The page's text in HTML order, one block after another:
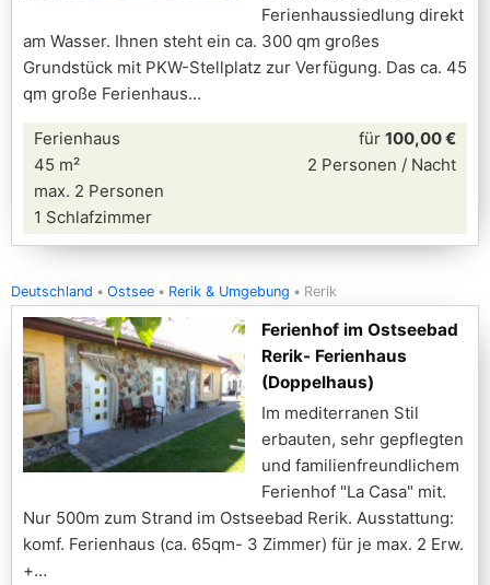
Ferienhaussiedlung direkt
am Wasser. Ihnen steht ein ca. 300 qm großes
Grundstück mit PKW-Stellplatz zur Verfügung. Das ca. 45
qm große Ferienhaus
Ferienhaus
45 m²
max. 2 Personen
1 Schlafzimmer
für 100,00 €
2 Personen / Nacht
Deutschland Ostsee Rerik & Umgebung Rerik
Ferienhof im Ostseebad
Rerik- Ferienhaus
(Doppelhaus)
Im mediterranen Stil
erbauten, sehr gepflegten
und familienfreundlichem
Ferienhof "La Casa" mit.
Nur 500m zum Strand im Ostseebad Rerik. Ausstattung:
komf. Ferienhaus (ca. 65qm- 3 Zimmer) für je max. 2 Erw.
+